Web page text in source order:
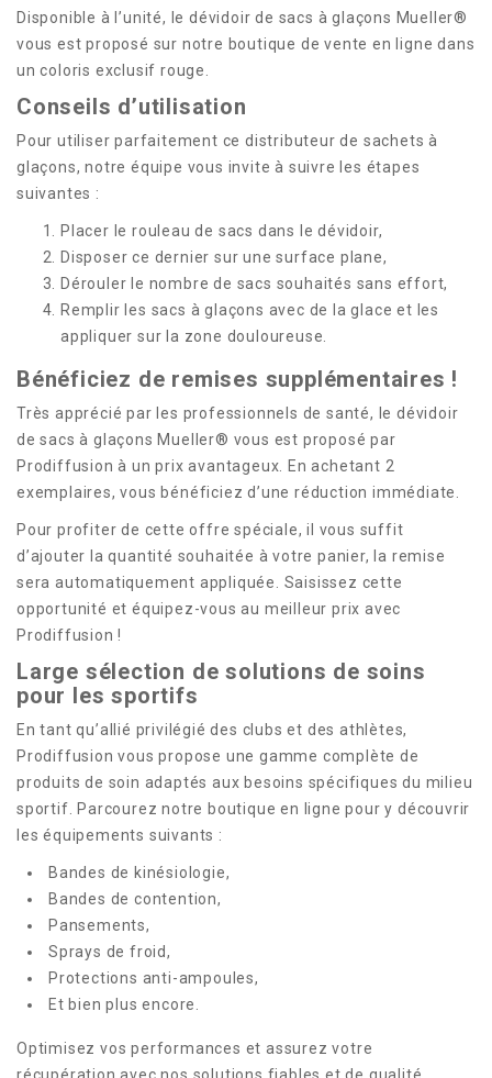
Disponible à l’unité, le dévidoir de sacs à glaçons Mueller®
vous est proposé sur notre boutique de vente en ligne dans
un coloris exclusif rouge.
Conseils d’utilisation
Pour utiliser parfaitement ce distributeur de sachets à
glaçons, notre équipe vous invite à suivre les étapes
suivantes :
Placer le rouleau de sacs dans le dévidoir,
Disposer ce dernier sur une surface plane,
Dérouler le nombre de sacs souhaités sans effort,
Remplir les sacs à glaçons avec de la glace et les
appliquer sur la zone douloureuse.
Bénéficiez de remises supplémentaires !
Très apprécié par les professionnels de santé, le dévidoir
de sacs à glaçons Mueller® vous est proposé par
Prodiffusion à un prix avantageux. En achetant 2
exemplaires, vous bénéficiez d’une réduction immédiate.
Pour profiter de cette offre spéciale, il vous suffit
d’ajouter la quantité souhaitée à votre panier, la remise
sera automatiquement appliquée. Saisissez cette
opportunité et équipez-vous au meilleur prix avec
Prodiffusion !
Large sélection de solutions de soins
pour les sportifs
En tant qu’allié privilégié des clubs et des athlètes,
Prodiffusion vous propose une gamme complète de
produits de soin adaptés aux besoins spécifiques du milieu
sportif. Parcourez notre boutique en ligne pour y découvrir
les équipements suivants :
Bandes de kinésiologie,
Bandes de contention,
Pansements,
Sprays de froid,
Protections anti-ampoules,
Et bien plus encore.
Optimisez vos performances et assurez votre
récupération avec nos solutions fiables et de qualité.